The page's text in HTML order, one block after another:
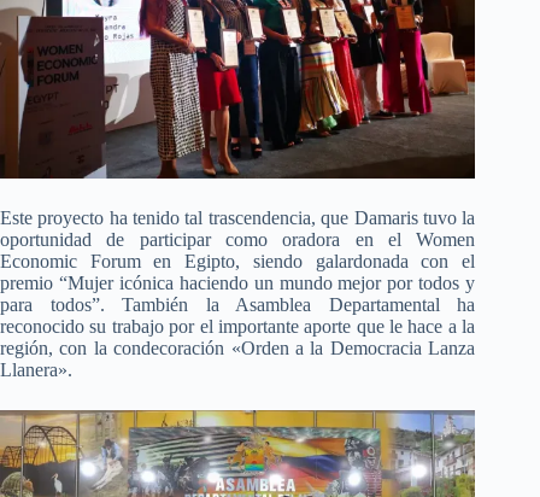
Este proyecto ha tenido tal trascendencia, que Damaris tuvo la
oportunidad de participar como oradora en el Women
Economic Forum en Egipto, siendo galardonada con el
premio “Mujer icónica haciendo un mundo mejor por todos y
para todos”. También la Asamblea Departamental ha
reconocido su trabajo por el importante aporte que le hace a la
región, con la condecoración «Orden a la Democracia Lanza
Llanera».